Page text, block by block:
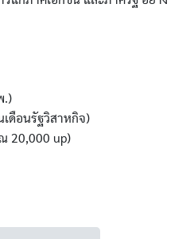
.)
เดือนรัฐวิสาหกิจ)
20,000 up)